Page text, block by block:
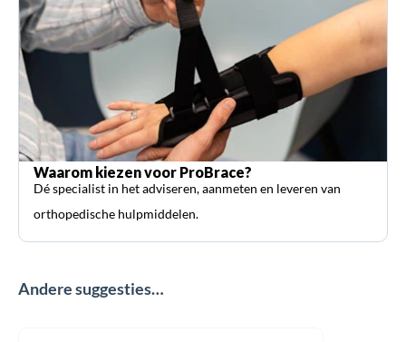
Waarom kiezen voor ProBrace?
Dé specialist in het adviseren, aanmeten en leveren van
orthopedische hulpmiddelen.
Andere suggesties…